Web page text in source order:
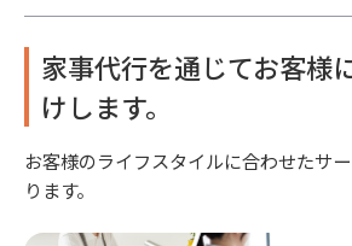
家事代行を通じてお客様
けします。
お客様のライフスタイルに合わせたサ
ります。